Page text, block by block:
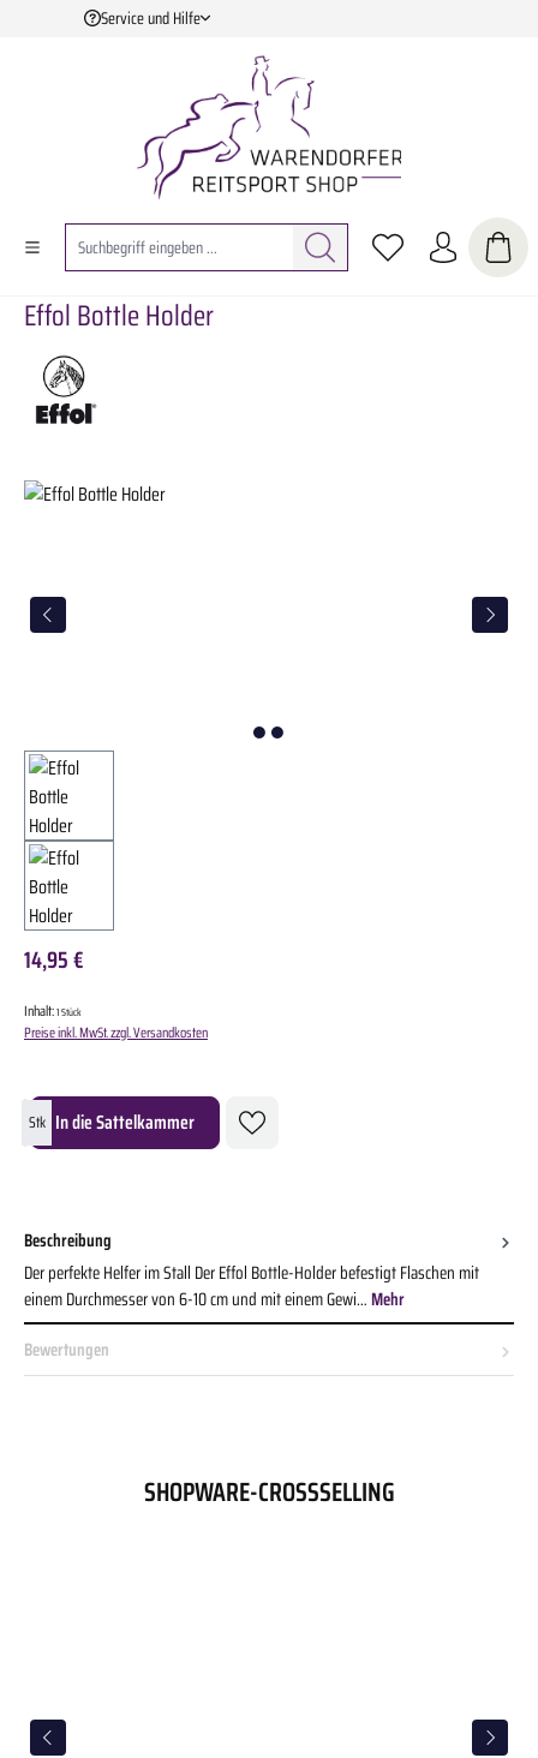
Zum Hauptinhalt springen
Service und Hilfe
Effol Bottle Holder
Bildergalerie überspringen
14,95 €
Inhalt:1 Stück
Preise inkl. MwSt. zzgl. Versandkosten
Produkt Anzahl: Gib den gewünschten Wert ein oder benutze die Schaltflächen um die
Stk In die Sattelkammer
Beschreibung
Der perfekte Helfer im Stall Der Effol Bottle-Holder befestigt Flaschen mit
einem Durchmesser von 6-10 cm und mit einem Gewi…Mehr
Bewertungen
SHOPWARE-CROSSSELLING